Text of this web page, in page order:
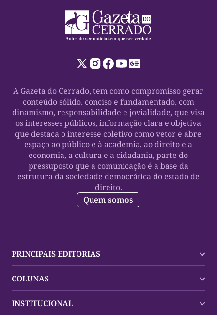
A Gazeta do Cerrado, tem como compromisso gerar
conteúdo sólido, conciso e fundamentado, com
dinamismo, responsabilidade e jovialidade, que visa
os interesses públicos, informação clara e objetiva
que destaca o interesse coletivo como vetor e abre
espaço ao público e à academia, ao direito e a
economia, a cultura e a cidadania, parte do
pressuposto que a comunicação é a base da
estrutura da sociedade democrática do estado de
direito.
Quem somos
PRINCIPAIS EDITORIAS
Palmas
Mundo
COLUNAS
Policial
INSTITUCIONAL